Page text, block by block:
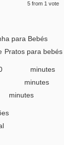
5 from 1 vote
para Bebés
Pratos para bebés
minutes
minutes
minutes
minutes